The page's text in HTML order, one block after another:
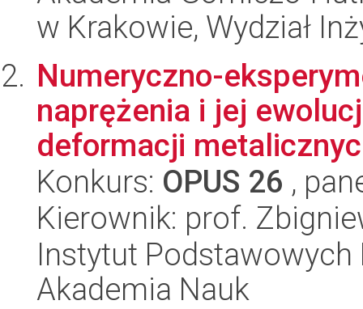
w Krakowie, Wydział
Numeryczno-
naprężenia i jej
deformacji
Konkurs: OPUS 26 ,
Kierownik: prof.
Instytut
Akademia Nauk